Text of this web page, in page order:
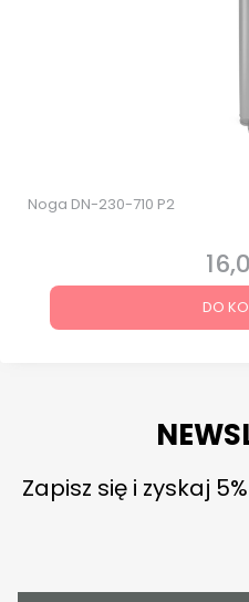
Noga DN-230-710 P2
Cena
DO
Zapisz się i zyskaj